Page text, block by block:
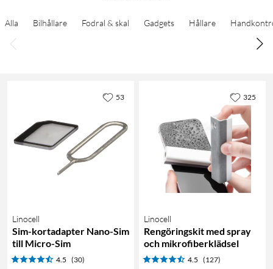
Alla Bilhållare Fodral & skal Gadgets Hållare
Linocell
Sim-kortadapter Nano-Sim
till Micro-Sim
4.5 (30)
53
Linocell
Rengöringskit med spray
och mikrofiberklädsel
4.5 (127)
325